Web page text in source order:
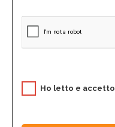
Ho letto e accetto